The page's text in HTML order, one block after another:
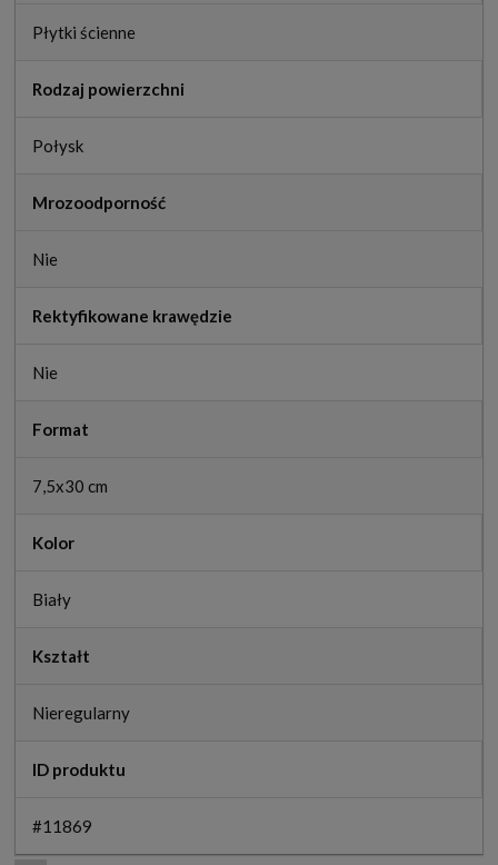
Płytki ścienne
Rodzaj powierzchni
Połysk
Mrozoodporność
Nie
Rektyfikowane krawędzie
Nie
Format
7,5x30 cm
Kolor
Biały
Kształt
Nieregularny
ID produktu
#11869